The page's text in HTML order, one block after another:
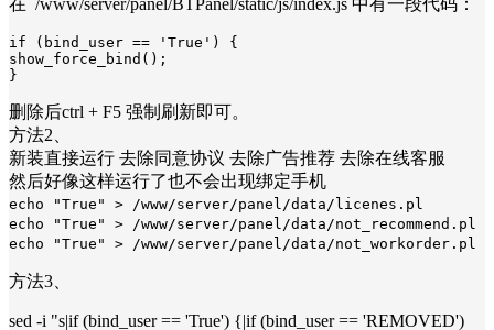
if (bind_user == 'True') {
show_force_bind();
}
删除后ctrl + F5 强制刷新即可。
方法2、
新装直接运行 去除同意协议 去除广告推荐 去除在线客服
然后好像这样运行了也不会出现绑定手机
echo "True" > /www/server/panel/data/licenes.pl
echo "True" > /www/server/panel/data/not_recommend.pl
echo "True" > /www/server/panel/data/not_workorder.pl
方法3、
sed -i "s|if (bind_user == 'True') {|if (bind_user == 'REMOVED')